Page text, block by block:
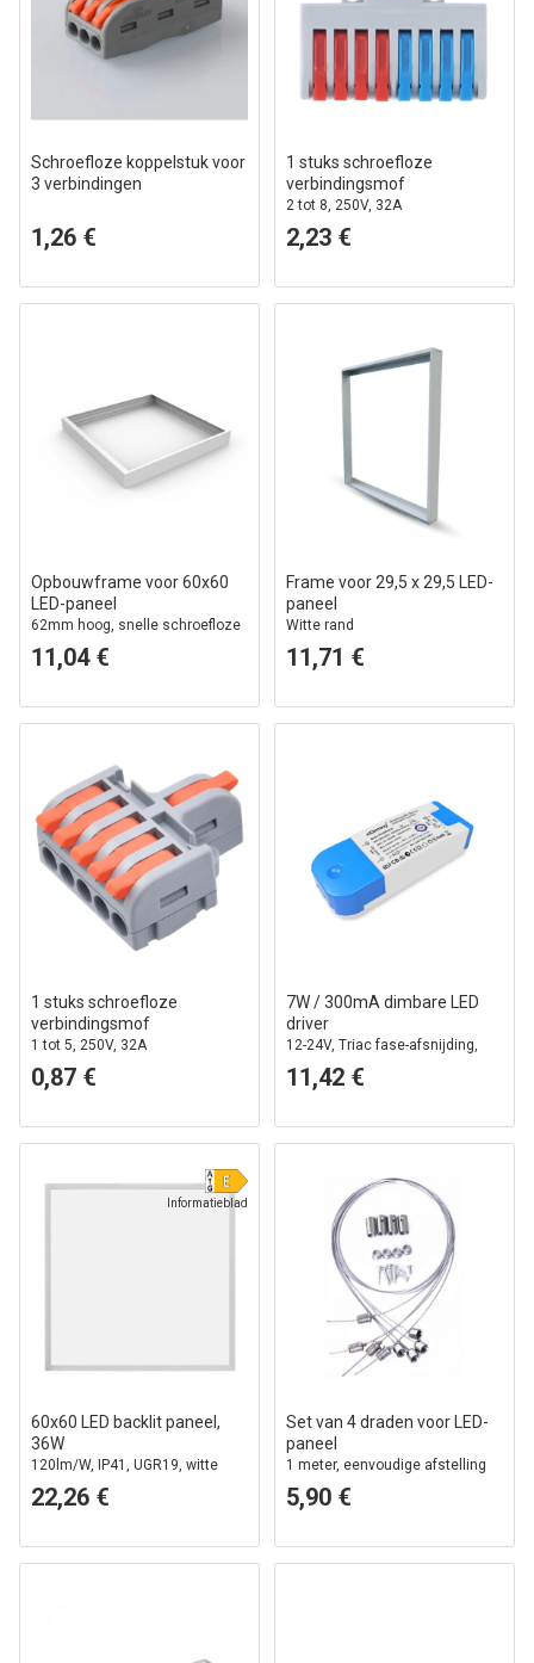
Schroefloze koppelstuk voor
3 verbindingen
1,26 €
1 stuks schroefloze
verbindingsmof
2 tot 8, 250V, 32A
2,23 €
Opbouwframe voor 60x60
LED-paneel
62mm hoog, snelle schroefloze
montageset, witte rand
11,04 €
Frame voor 29,5 x 29,5 LED-
paneel
Witte rand
11,71 €
1 stuks schroefloze
verbindingsmof
1 tot 5, 250V, 32A
0,87 €
7W / 300mA dimbare LED
driver
12-24V, Triac fase-afsnijding,
flicker free
11,42 €
Informatieblad
60x60 LED backlit paneel,
36W
120lm/W, IP41, UGR19, witte
rand
22,26 €
Set van 4 draden voor LED-
paneel
1 meter, eenvoudige afstelling
5,90 €